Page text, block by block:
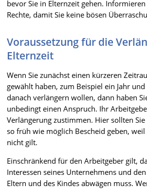
bevor Sie in Elternzeit gehen.
Rechte, damit Sie keine bösen
Voraussetzung für die
Elternzeit
Wenn Sie zunächst einen kürzeren
gewählt haben, zum Beispiel ein Jahr
danach verlängern wollen, dann haben
unbedingt einen Anspruch. Ihr
Verlängerung zustimmen. Hier sollten
so früh wie möglich Bescheid geben,
nicht gilt.
Einschränkend für den Arbeitgeber gilt,
Interessen seines Unternehmens und
Eltern und des Kindes abwägen muss.